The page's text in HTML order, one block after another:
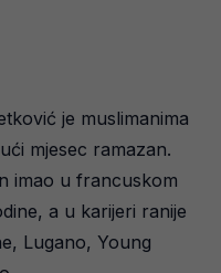
je muslimanima
mjesec ramazan.
imao u francuskom
a u karijeri ranije
Lugano, Young